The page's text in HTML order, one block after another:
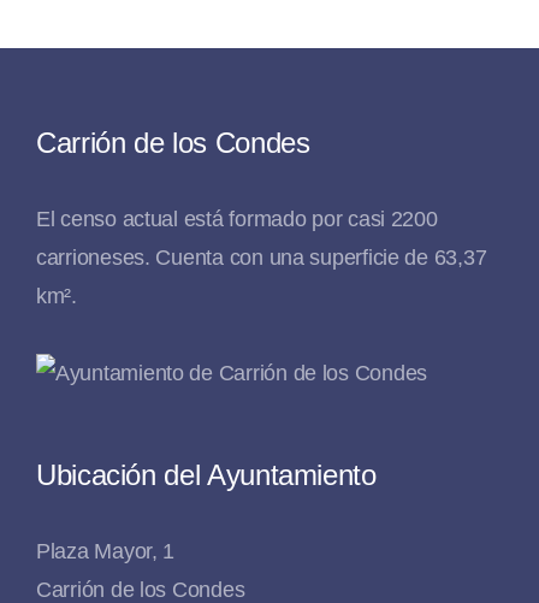
Carrión de los Condes
El censo actual está formado por casi 2200
carrioneses. Cuenta con una superficie de 63,37
km².
Ubicación del Ayuntamiento
Plaza Mayor, 1
Carrión de los Condes